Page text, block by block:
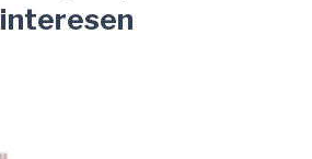
interesen